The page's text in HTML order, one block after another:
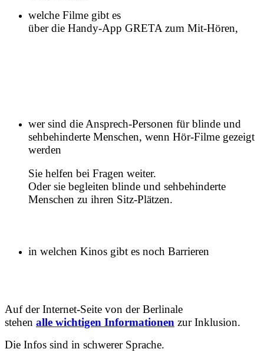
welche Filme gibt es
über die Handy-App GRETA zum Mit-Hören,
wer sind die Ansprech-Personen für blinde und
sehbehinderte Menschen, wenn Hör-Filme gezeigt
werden
Sie helfen bei Fragen weiter.
Oder sie begleiten blinde und sehbehinderte
Menschen zu ihren Sitz-Plätzen.
in welchen Kinos gibt es noch Barrieren
Auf der Internet-Seite von der Berlinale
stehen alle wichtigen Informationen zur Inklusion.
Die Infos sind in schwerer Sprache.